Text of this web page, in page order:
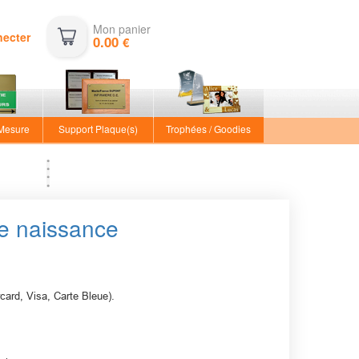
Mon panier
0.00€
Support Plaque(s) Trophées / Goodies
naissance
Visa, Carte Bleue).